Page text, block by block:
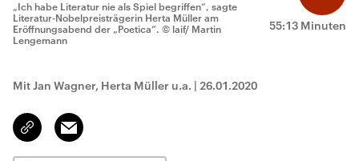
55:13 Minuten
„Ich habe Literatur nie als Spiel begriffen“, sagte
Literatur-Nobelpreisträgerin Herta Müller am
Eröffnungsabend der „Poetica“. © laif/ Martin
Lengemann
Mit Jan Wagner, Herta Müller u.a. | 26.01.2020
Link
kopieren/teilen
Email